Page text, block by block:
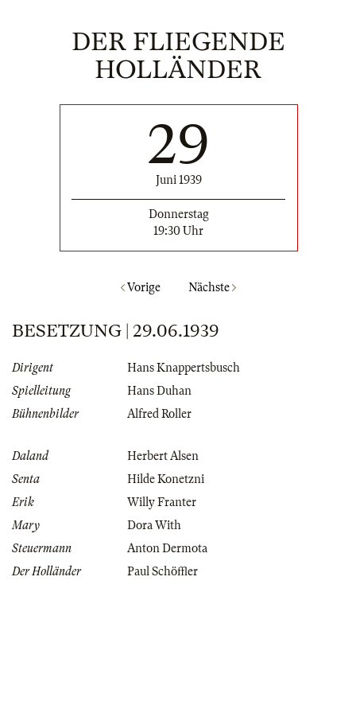
DER FLIEGENDE
HOLLÄNDER
29
Juni 1939
Donnerstag
19:30 Uhr
Vorige Nächste
BESETZUNG | 29.06.1939
Dirigent
Hans Knappertsbusch
Spielleitung
Hans Duhan
Bühnenbilder
Alfred Roller
Daland
Herbert Alsen
Senta
Hilde Konetzni
Erik
Willy Franter
Mary
Dora With
Steuermann
Anton Dermota
Der Holländer
Paul Schöffler